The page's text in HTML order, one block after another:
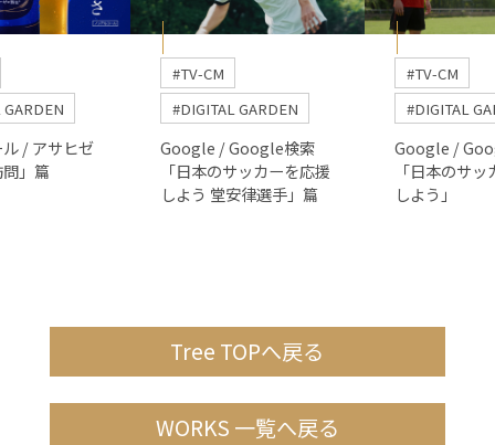
/ アサヒゼ
」篇
#TV-CM
#DIGITAL GARDEN
Google / Google検索
「日本のサッカーを応援
しよう 堂安律選手」篇
#TV-CM
#DIGITAL
Google /
「日本のサ
しよう」
Tree TOPへ戻る
WORKS 一覧へ戻る